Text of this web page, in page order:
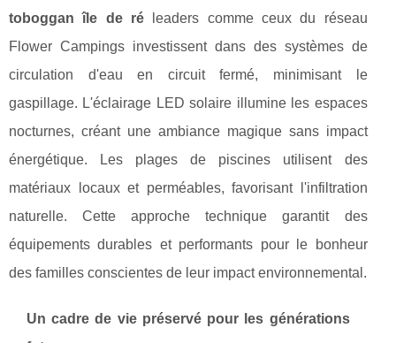
toboggan île de réleaders comme ceux du réseau
Flower Campings investissent dans des systèmes de
circulation d'eau en circuit fermé, minimisant le
gaspillage. L'éclairage LED solaire illumine les espaces
nocturnes, créant une ambiance magique sans impact
énergétique. Les plages de piscines utilisent des
matériaux locaux et perméables, favorisant l'infiltration
naturelle. Cette approche technique garantit des
équipements durables et performants pour le bonheur
des familles conscientes de leur impact environnemental.
Un cadre de vie préservé pour les générations